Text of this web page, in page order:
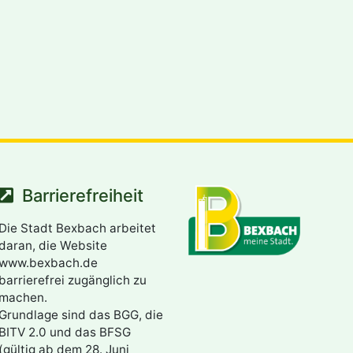
Barrierefreiheit
Die Stadt Bexbach arbeitet
die Website
barrierefrei zugänglich zu
machen.
Grundlage sind das BGG, die
BITV 2.0 und das BFSG
(gültig ab dem 28. Juni